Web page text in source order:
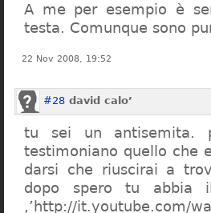
A me per esempio è
testa. Comunque sono
22 Nov 2008, 19:52
#28 david calo’
tu sei un antisemita.
testimoniano quello che
darsi che riuscirai a
dopo spero tu abbia
,’http://it.youtube.com/